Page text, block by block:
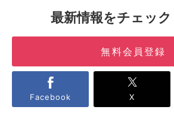
最新情報をチェッ
無料会員登録
Facebook X